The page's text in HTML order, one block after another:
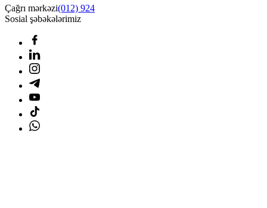
Çağrı mərkəzi(012) 924
Sosial şəbəkələrimiz